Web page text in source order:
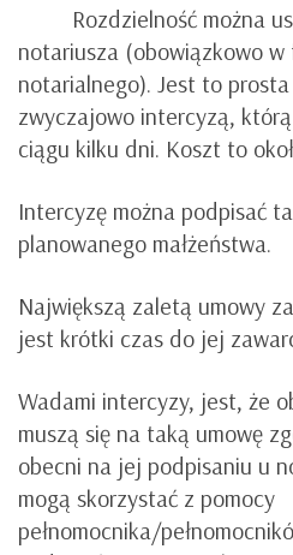
Rozdzielność można
notariusza (obowiązkowo w
notarialnego). Jest to
zwyczajowo intercyzą,
ciągu kilku dni. Koszt to
Intercyzę można podpisać
planowanego małżeństwa.
Największą zaletą umowy
jest krótki czas do jej
Wadami intercyzy, jest, że
muszą się na taką umowę
obecni na jej podpisaniu u
mogą skorzystać z pomocy
pełnomocnika/